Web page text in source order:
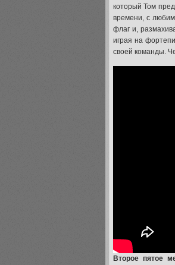
который Том
времени, с
флаг и,
играя на
своей команды.
Второе пятое